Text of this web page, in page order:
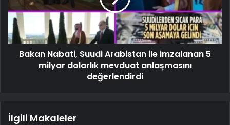
Bakan Nabati, Suudi Arabistan ile imzalanan 5
milyar dolarlık mevduat anlaşmasını
değerlendirdi
İlgili Makaleler